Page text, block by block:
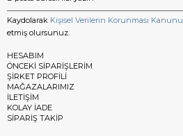
Kaydolarak Kişisel Verilerin Korunması Kanunu
etmiş olursunuz.
HESABIM
ÖNCEKİ SİPARİŞLERİM
ŞİRKET PROFİLİ
MAĞAZALARIMIZ
İLETİŞİM
KOLAY İADE
SİPARİŞ TAKİP